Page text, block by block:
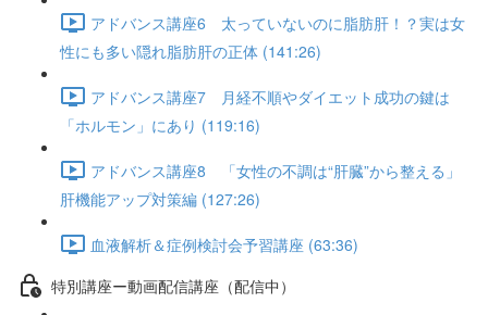
アドバンス講座6 太っていないのに脂肪肝！？実は女
性にも多い隠れ脂肪肝の正体 (141:26)
アドバンス講座7 月経不順やダイエット成功の鍵は
「ホルモン」にあり (119:16)
アドバンス講座8 「女性の不調は“肝臓”から整える」
肝機能アップ対策編 (127:26)
血液解析＆症例検討会予習講座 (63:36)
特別講座ー動画配信講座（配信中）